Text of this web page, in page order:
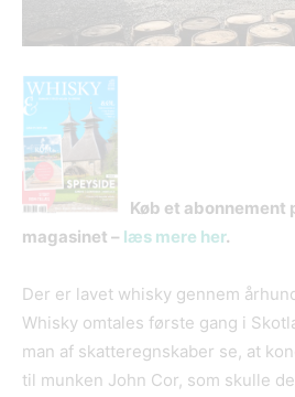
Køb et abonnement
magasinet – læs mere her.
Der er lavet whisky gennem
Whisky omtales første gang i
man af skatteregnskaber se, at
til munken John Cor, som skulle